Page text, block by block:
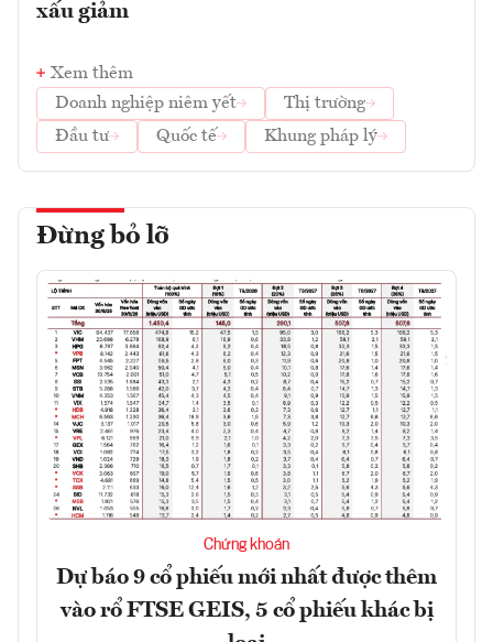
xấu giảm
Xem thêm
Doanh nghiệp niêm yết
Thị trường
Đầu tư
Quốc tế Khung pháp lý
Đừng bỏ lỡ
Chứng khoán
Dự báo 9 cổ phiếu mới nhất được thêm
vào rổ FTSE GEIS, 5 cổ phiếu khác bị